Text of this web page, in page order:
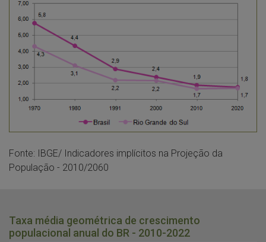
Fonte: IBGE/ Indicadores implícitos na Projeção da
População - 2010/2060
Taxa média geométrica de crescimento
populacional anual do BR - 2010-2022